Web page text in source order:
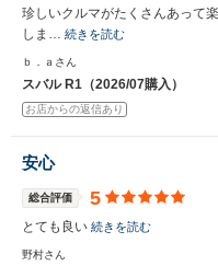
珍しいクルマがたくさんあって
しま… 続きを読む
ｂ．ａさん
スバル R1（2026/07購入）
お店からの返信あり
安心
総合評価 5
とても良い 続きを読む
野村さん